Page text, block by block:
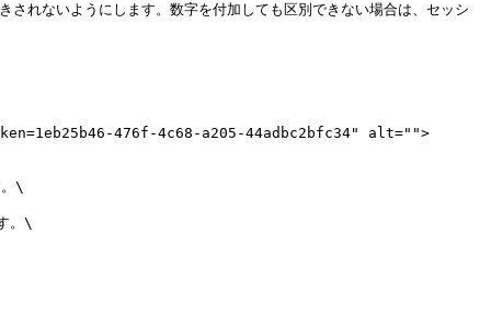
れないようにします。数字を付加しても区別できない場合は、セッシ
476f-4c68-a205-44adbc2bfc34" alt="">
\
。\